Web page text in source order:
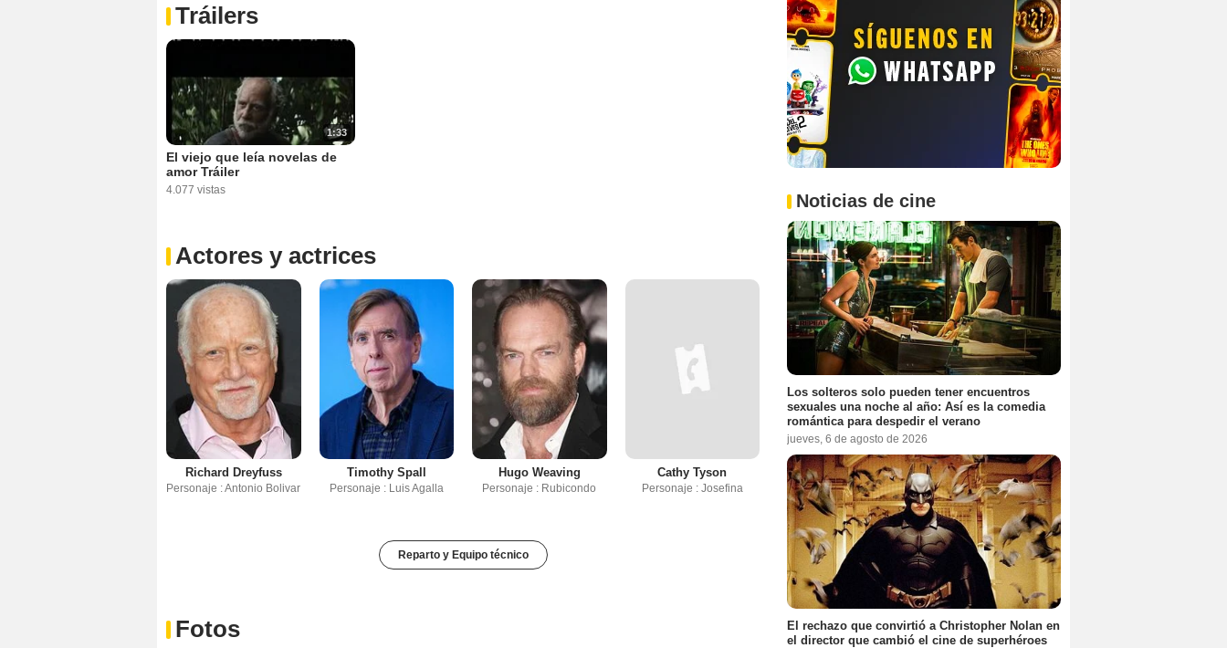
Tráilers
1:33
El viejo que leía novelas de
amor Tráiler
4.077 vistas
Actores y actrices
Richard Dreyfuss
Personaje : Antonio Bolivar
Timothy Spall
Personaje : Luis Agalla
Hugo Weaving
Personaje : Rubicondo
Cathy Tyson
Personaje : Josefina
Reparto y Equipo técnico
Fotos
Noticias de cine
Los solteros solo pueden tener encuentros
sexuales una noche al año: Así es la comedia
romántica para despedir el verano
jueves, 6 de agosto de 2026
El rechazo que convirtió a Christopher Nolan en
el director que cambió el cine de superhéroes